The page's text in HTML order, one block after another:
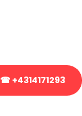
☎ +4314171293